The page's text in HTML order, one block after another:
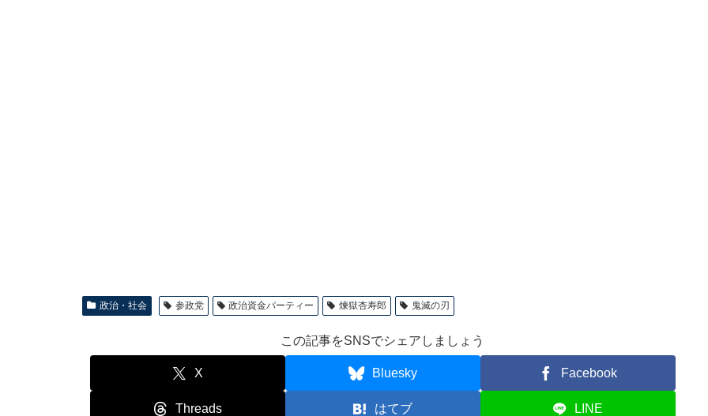
政治・社会 参政党 政治資金パーティー 煉獄杏寿郎 鬼滅の刃
この記事をSNSでシェアしましょう
X Bluesky Facebook
Threads はてブ LINE